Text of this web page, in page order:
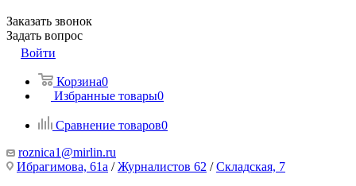
Заказать звонок
Задать вопрос
Войти
Корзина0
Избранные товары0
Сравнение товаров0
roznica1@mirlin.ru
Ибрагимова, 61а /Журналистов 62 /Складская, 7